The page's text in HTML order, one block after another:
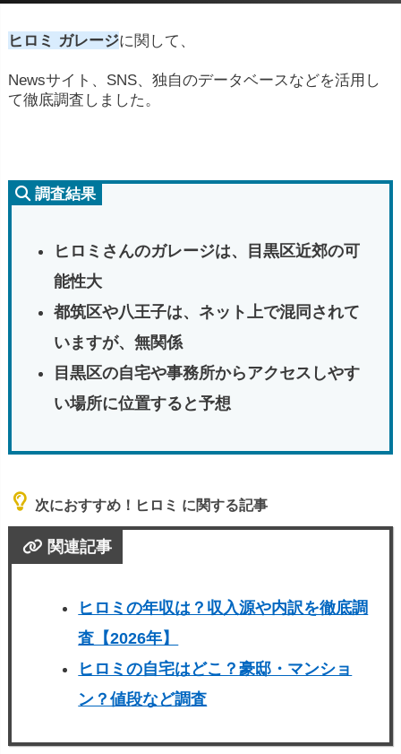
ヒロミ ガレージに関して、
Newsサイト、SNS、独自のデータベースなどを活用し
て徹底調査しました。
調査結果
ヒロミさんのガレージは、目黒区近郊の可
能性大
都筑区や八王子は、ネット上で混同されて
いますが、無関係
目黒区の自宅や事務所からアクセスしやす
い場所に位置すると予想
次におすすめ！ヒロミ に関する記事
関連記事
ヒロミの年収は？収入源や内訳を徹底調
査【2026年】
ヒロミの自宅はどこ？豪邸・マンショ
ン？値段など調査